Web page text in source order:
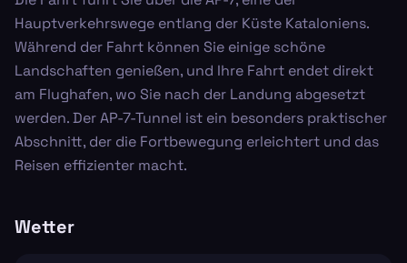
Hauptverkehrswege entlang der Küste Kataloniens.
Während der Fahrt können Sie einige schöne
Landschaften genießen, und Ihre Fahrt endet direkt
am Flughafen, wo Sie nach der Landung abgesetzt
werden. Der AP-7-Tunnel ist ein besonders praktischer
Abschnitt, der die Fortbewegung erleichtert und das
Reisen effizienter macht.
Wetter